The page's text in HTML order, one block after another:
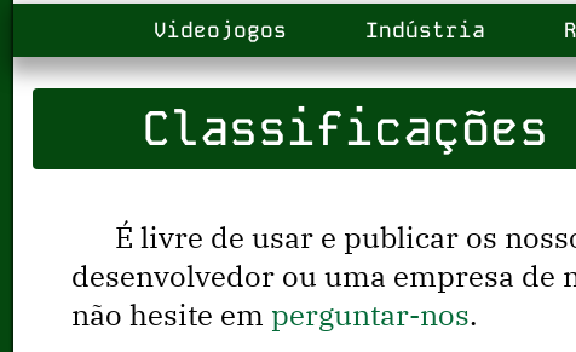
Videojogos Indústria
Classificações
É livre de usar e publicar os
desenvolvedor ou uma empresa de
não hesite em perguntar-nos.